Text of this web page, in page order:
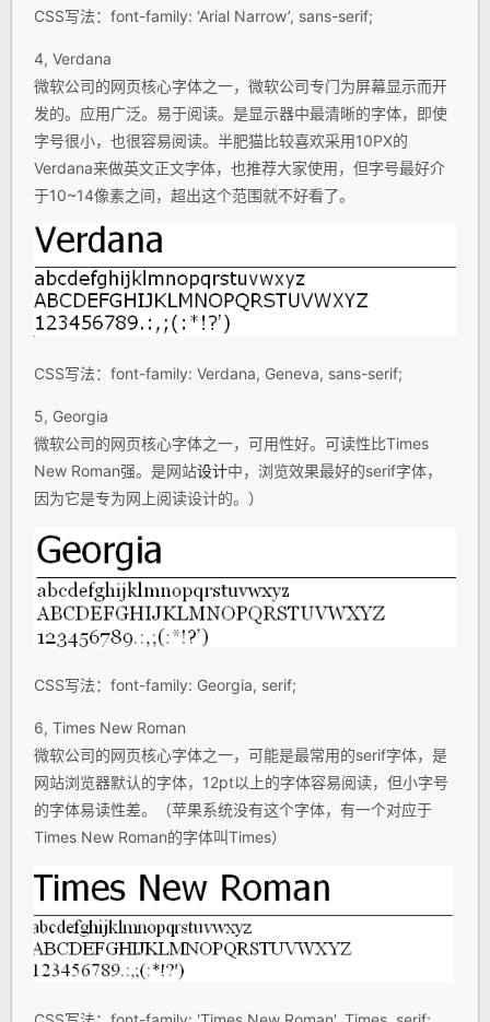
CSS写法：font-family: ‘Arial Narrow’, sans-serif;
4, Verdana
微软公司的网页核心字体之一，微软公司专门为屏幕显示而开
发的。应用广泛。易于阅读。是显示器中最清晰的字体，即使
字号很小，也很容易阅读。半肥猫比较喜欢采用10PX的
Verdana来做英文正文字体，也推荐大家使用，但字号最好介
于10~14像素之间，超出这个范围就不好看了。
CSS写法：font-family: Verdana, Geneva, sans-serif;
5, Georgia
微软公司的网页核心字体之一，可用性好。可读性比Times
New Roman强。是网站设计中，浏览效果最好的serif字体，
因为它是专为网上阅读设计的。）
CSS写法：font-family: Georgia, serif;
6, Times New Roman
微软公司的网页核心字体之一，可能是最常用的serif字体，是
网站浏览器默认的字体，12pt以上的字体容易阅读，但小字号
的字体易读性差。（苹果系统没有这个字体，有一个对应于
Times New Roman的字体叫Times）